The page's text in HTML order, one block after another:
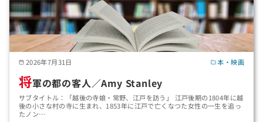
2026年7月31日 本・映画
将軍の都の客人／Amy Stanley
サブタイトル：「越後の寺娘・常野、江戸を訪う」 江戸後期の1804年に越
後の小さな村の寺に生まれ、1853年に江戸で亡くなつた女性の一生を追っ
たノン…